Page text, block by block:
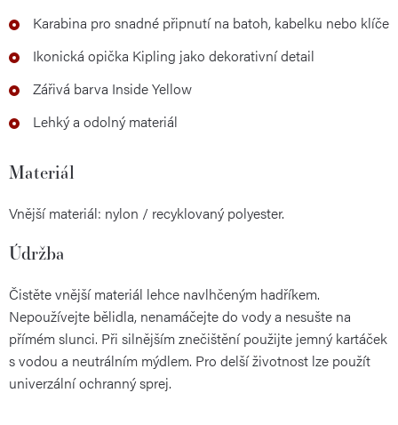
Karabina pro snadné připnutí na batoh, kabelku nebo klíče
Ikonická opička Kipling jako dekorativní detail
Zářivá barva Inside Yellow
Lehký a odolný materiál
Materiál
Vnější materiál: nylon / recyklovaný polyester.
Údržba
Čistěte vnější materiál lehce navlhčeným hadříkem.
Nepoužívejte bělidla, nenamáčejte do vody a nesušte na
přímém slunci. Při silnějším znečištění použijte jemný kartáček
s vodou a neutrálním mýdlem. Pro delší životnost lze použít
univerzální ochranný sprej.